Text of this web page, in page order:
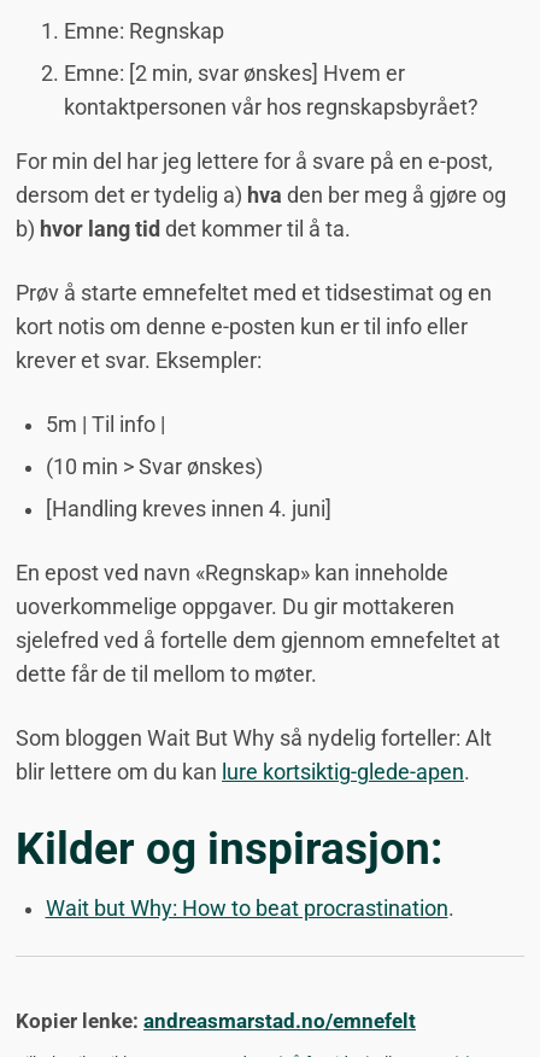
Emne: Regnskap
Emne: [2 min, svar ønskes] Hvem er
kontaktpersonen vår hos regnskapsbyrået?
For min del har jeg lettere for å svare på en e-post,
dersom det er tydelig a) hva den ber meg å gjøre og
b) hvor lang tid det kommer til å ta.
Prøv å starte emnefeltet med et tidsestimat og en
kort notis om denne e-posten kun er til info eller
krever et svar. Eksempler:
5m | Til info |
(10 min > Svar ønskes)
[Handling kreves innen 4. juni]
En epost ved navn «Regnskap» kan inneholde
uoverkommelige oppgaver. Du gir mottakeren
sjelefred ved å fortelle dem gjennom emnefeltet at
dette får de til mellom to møter.
Som bloggen Wait But Why så nydelig forteller: Alt
blir lettere om du kan lure kortsiktig-glede-apen.
Kilder og inspirasjon:
Wait but Why: How to beat procrastination.
Kopier lenke: andreasmarstad.no/emnefelt